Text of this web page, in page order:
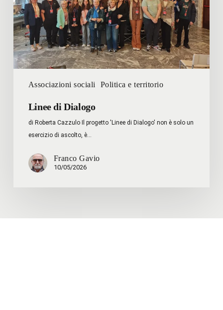
Associazioni sociali Politica e territorio
Linee di Dialogo
di Roberta Cazzulo Il progetto 'Linee di Dialogo' non è solo un
esercizio di ascolto, è…
Franco Gavio
10/05/2026